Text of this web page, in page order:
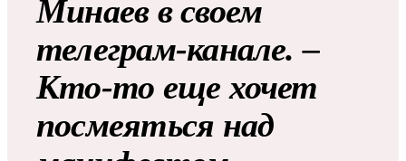
Минаев в своем
телеграм-канале. –
Кто-то еще хочет
посмеяться над